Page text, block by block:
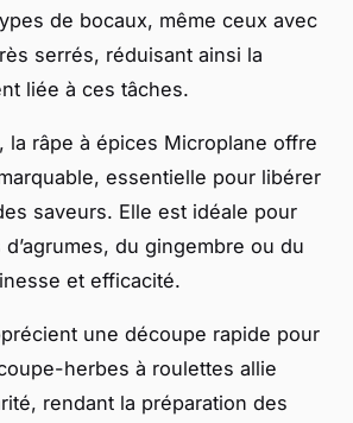
de bocaux, même ceux avec
serrés, réduisant ainsi la
liée à ces tâches.
la râpe à épices Microplane offre
essentielle pour libérer
saveurs. Elle est idéale pour
du gingembre ou du
et efficacité.
une découpe rapide pour
herbes à roulettes allie
rendant la préparation des